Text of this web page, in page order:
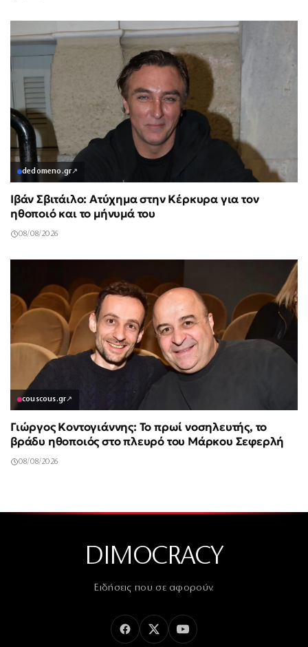
dedomeno.gr↗
Ιβάν Σβιτάιλο: Ατύχημα στην Κέρκυρα για τον
ηθοποιό και το μήνυμά του
08/08/2026
couscous.gr↗
Γιώργος Κοντογιάννης: Το πρωί νοσηλευτής, το
βράδυ ηθοποιός στο πλευρό του Μάρκου Σεφερλή
08/08/2026
DIMOCRACY
Ειδήσεις που σε αφορούν.